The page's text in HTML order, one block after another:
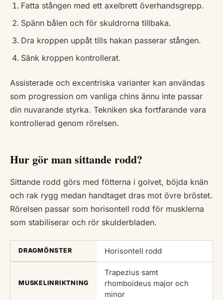
Fatta stången med ett axelbrett överhandsgrepp.
Spänn bålen och för skuldrorna tillbaka.
Dra kroppen uppåt tills hakan passerar stången.
Sänk kroppen kontrollerat.
Assisterade och excentriska varianter kan användas
som progression om vanliga chins ännu inte passar
din nuvarande styrka. Tekniken ska fortfarande vara
kontrollerad genom rörelsen.
Hur gör man sittande rodd?
Sittande rodd görs med fötterna i golvet, böjda knän
och rak rygg medan handtaget dras mot övre bröstet.
Rörelsen passar som horisontell rodd för musklerna
som stabiliserar och rör skulderbladen.
DRAGMÖNSTER Horisontell rodd
MUSKELINRIKTNING
Trapezius samt
rhomboideus major och
minor